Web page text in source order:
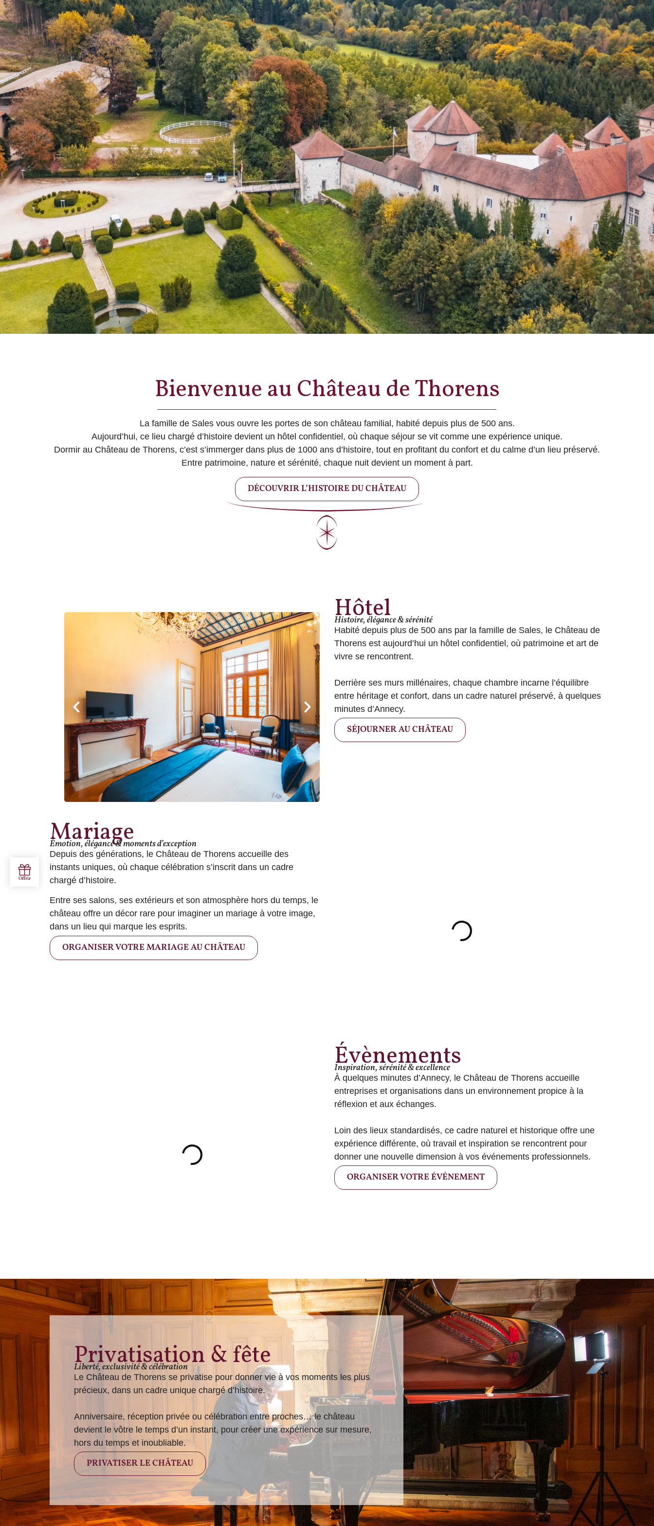
Bienvenue au Château de Thorens
La famille de Sales vous ouvre les portes de son château familial, habité depuis plus de 500 ans.
Aujourd’hui, ce lieu chargé d’histoire devient un hôtel confidentiel, où chaque séjour se vit comme une expérience unique.
Dormir au Château de Thorens, c’est s’immerger dans plus de 1000 ans d’histoire, tout en profitant du confort et du calme d’un lieu préservé.
Entre patrimoine, nature et sérénité, chaque nuit devient un moment à part.
DÉCOUVRIR L’HISTOIRE DU CHÂTEAU
Hôtel
Histoire, élégance & sérénité
Habité depuis plus de 500 ans par la famille de Sales, le Château de
Thorens est aujourd’hui un hôtel confidentiel, où patrimoine et art de
vivre se rencontrent.
Derrière ses murs millénaires, chaque chambre incarne l’équilibre
entre héritage et confort, dans un cadre naturel préservé, à quelques
minutes d’Annecy.
SÉJOURNER AU CHÂTEAU
Mariage
Émotion, élégance & moments d’exception
Depuis des générations, le Château de Thorens accueille des
instants uniques, où chaque célébration s’inscrit dans un cadre
chargé d’histoire.
Entre ses salons, ses extérieurs et son atmosphère hors du temps, le
château offre un décor rare pour imaginer un mariage à votre image,
dans un lieu qui marque les esprits.
ORGANISER VOTRE MARIAGE AU CHÂTEAU
Évènements
Inspiration, sérénité & excellence
À quelques minutes d’Annecy, le Château de Thorens accueille
entreprises et organisations dans un environnement propice à la
réflexion et aux échanges.
Loin des lieux standardisés, ce cadre naturel et historique offre une
expérience différente, où travail et inspiration se rencontrent pour
donner une nouvelle dimension à vos événements professionnels.
ORGANISER VOTRE ÉVÉNEMENT
Privatisation & fête
Liberté, exclusivité & célébration
Le Château de Thorens se privatise pour donner vie à vos moments les plus
précieux, dans un cadre unique chargé d’histoire.
Anniversaire, réception privée ou célébration entre proches… le château
devient le vôtre le temps d’un instant, pour créer une expérience sur mesure,
hors du temps et inoubliable.
PRIVATISER LE CHÂTEAU